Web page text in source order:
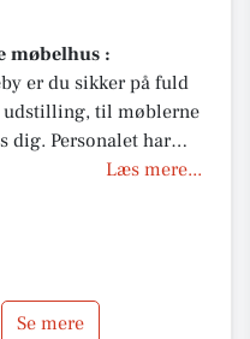
møbelhus :
er du sikker på fuld
udstilling, til møblerne
dig. Personalet har
indretning, så du
desuden også
dit nye møbel, så
Læs mere...
Se mere